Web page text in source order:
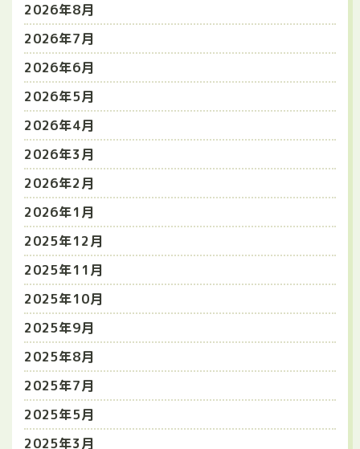
2026年8月
2026年7月
2026年6月
2026年5月
2026年4月
2026年3月
2026年2月
2026年1月
2025年12月
2025年11月
2025年10月
2025年9月
2025年8月
2025年7月
2025年5月
2025年3月